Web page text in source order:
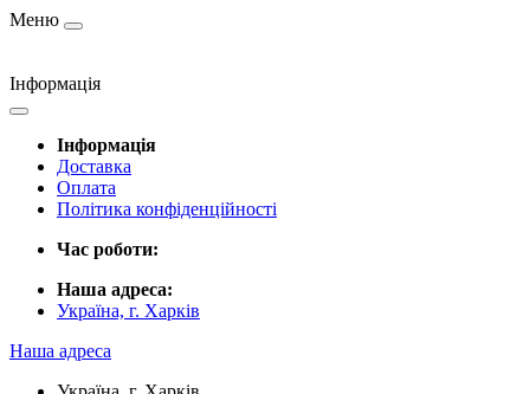
Меню
Інформація
Інформація
Доставка
Оплата
Політика конфіденційності
Час роботи:
Наша адреса:
Україна, г. Харків
Наша адреса